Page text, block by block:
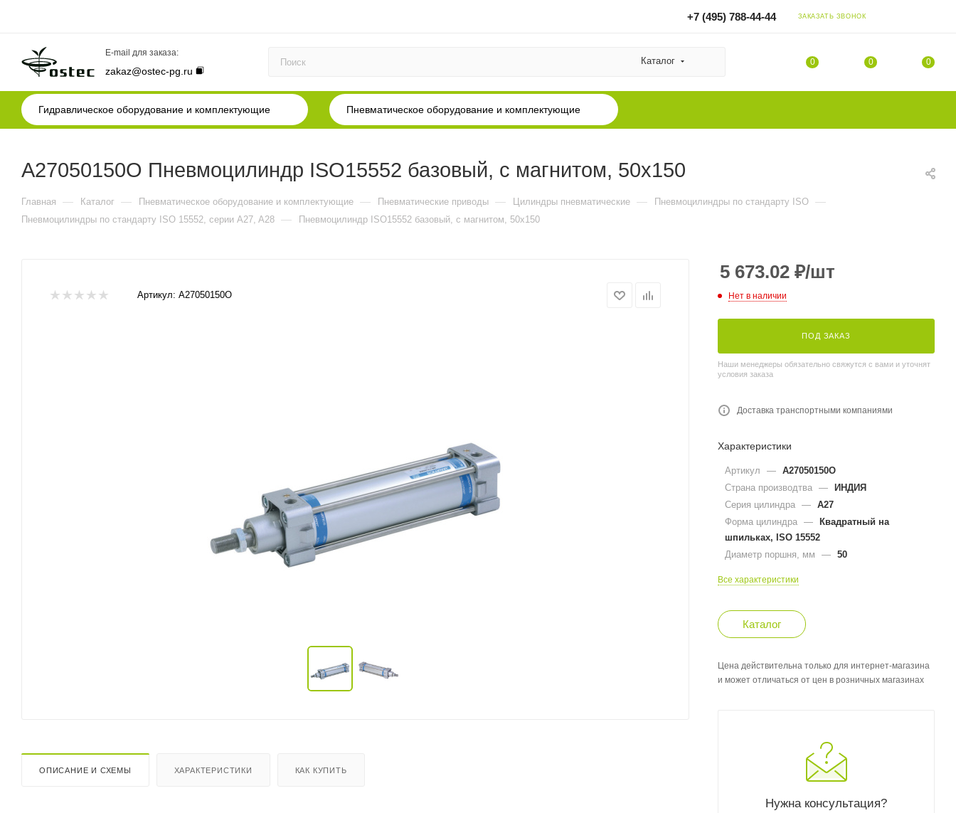
+7 (495) 788-44-44 ЗАКАЗАТЬ ЗВОНОК
E-mail для заказа:
zakaz@ostec-pg.ru
Каталог 0 0 0
Гидравлическое оборудование и комплектующие Пневматическое оборудование и комплектующие
A27050150O Пневмоцилиндр ISO15552 базовый, с магнитом, 50x150
Главная — Каталог — Пневматическое оборудование и комплектующие — Пневматические приводы — Цилиндры пневматические — Пневмоцилиндры по стандарту ISO —
Пневмоцилиндры по стандарту ISO 15552, серии A27, A28 — Пневмоцилиндр ISO15552 базовый, с магнитом, 50x150
Артикул: A27050150O
ОПИСАНИЕ И СХЕМЫ ХАРАКТЕРИСТИКИ КАК КУПИТЬ
5 673.02 ₽/шт
Нет в наличии
ПОД ЗАКАЗ
Наши менеджеры обязательно свяжутся с вами и уточнят
условия заказа
Доставка транспортными компаниями
Характеристики
Артикул — A27050150O
Страна производтва — ИНДИЯ
Серия цилиндра — A27
Форма цилиндра — Квадратный на
шпильках, ISO 15552
Диаметр поршня, мм
— 50
Все характеристики
Каталог
Цена действительна только для интернет-магазина
и может отличаться от цен в розничных магазинах
Нужна консультация?